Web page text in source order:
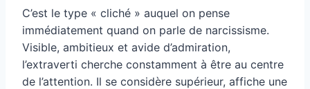
C’est le type « cliché » auquel on pense
immédiatement quand on parle de narcissisme.
Visible, ambitieux et avide d’admiration,
l’extraverti cherche constamment à être au centre
de l’attention. Il se considère supérieur, affiche une